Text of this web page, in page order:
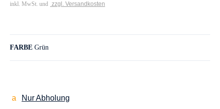
inkl. MwSt. und zzgl. Versandkosten
FARBE Grün
Nur Abholung